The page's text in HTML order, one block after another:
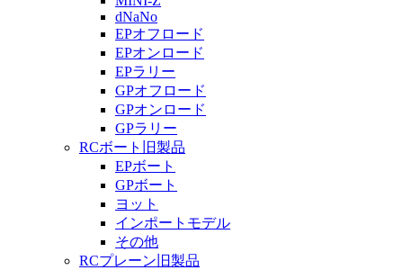
dNaNo
EPオフロード
EPオンロード
EPラリー
GPオフロード
GPオンロード
GPラリー
RCボート旧製品
EPボート
GPボート
ヨット
インポートモデル
その他
RCプレーン旧製品